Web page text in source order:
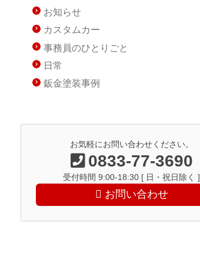
お知らせ
カスタムカー
事務員のひとりごと
日常
鈑金塗装事例
お気軽にお問い合わせください。
0833-77-3690
受付時間 9:00-18:30 [ 日・祝日除く ]
お問い合わせ